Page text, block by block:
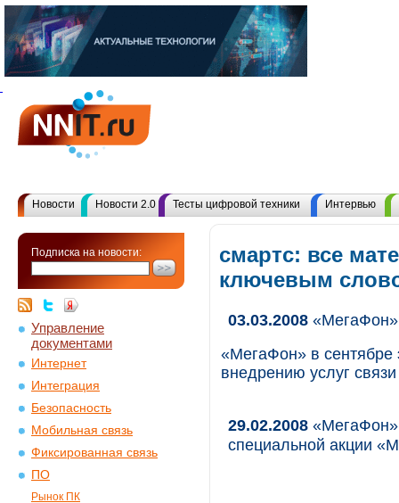
Новости Новости 2.0 Тесты цифровой техники Интервью
Подписка на новости:
Управление
документами
Интернет
Интеграция
Безопасность
Мобильная связь
Фиксированная связь
ПО
Рынок ПК
смартс: все
ключевым
03.03.2008 «МегаФон»
«МегаФон» в сентябре
внедрению услуг
29.02.2008
специальной акции